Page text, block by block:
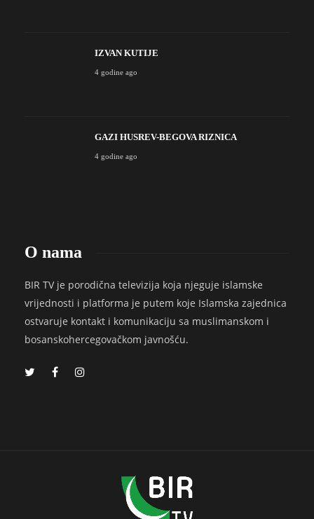
IZVAN KUTIJE
4 godine ago
GAZI HUSREV-BEGOVA RIZNICA
4 godine ago
O nama
BIR TV je porodična televizija koja njeguje islamske
vrijednosti i platforma je putem koje Islamska zajednica
ostvaruje kontakt i komunikaciju sa muslimanskom i
bosanskohercegovačkom javnošću.